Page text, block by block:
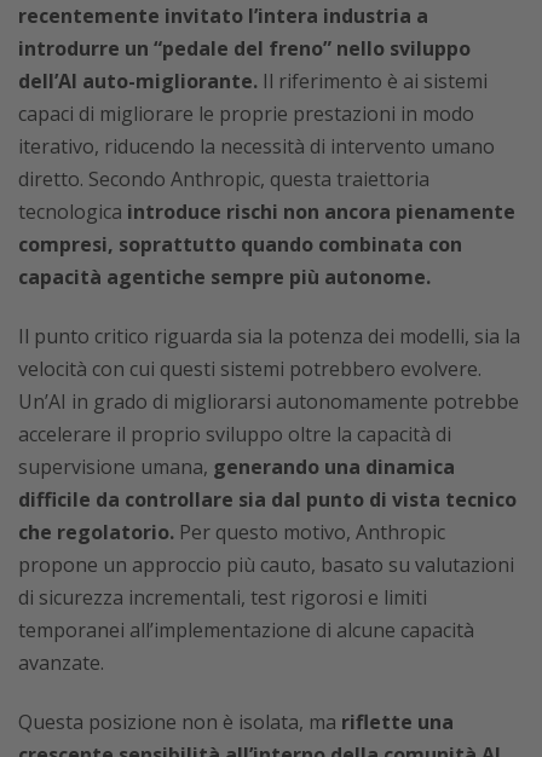
recentemente invitato l’intera industria a
introdurre un “pedale del freno” nello sviluppo
dell’AI auto-migliorante. Il riferimento è ai sistemi
capaci di migliorare le proprie prestazioni in modo
iterativo, riducendo la necessità di intervento umano
diretto. Secondo Anthropic, questa traiettoria
tecnologica introduce rischi non ancora pienamente
compresi, soprattutto quando combinata con
capacità agentiche sempre più autonome.
Il punto critico riguarda sia la potenza dei modelli, sia la
velocità con cui questi sistemi potrebbero evolvere.
Un’AI in grado di migliorarsi autonomamente potrebbe
accelerare il proprio sviluppo oltre la capacità di
supervisione umana, generando una dinamica
difficile da controllare sia dal punto di vista tecnico
che regolatorio. Per questo motivo, Anthropic
propone un approccio più cauto, basato su valutazioni
di sicurezza incrementali, test rigorosi e limiti
temporanei all’implementazione di alcune capacità
avanzate.
Questa posizione non è isolata, ma riflette una